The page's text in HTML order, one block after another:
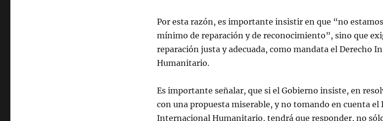
Por esta razón, es importante insistir en que “no
mínimo de reparación y de reconocimiento”, sino que
reparación justa y adecuada, como mandata el Derecho
Humanitario.
Es importante señalar, que si el Gobierno insiste, en
con una propuesta miserable, y no tomando en cuenta el
Internacional Humanitario, tendrá que responder, no